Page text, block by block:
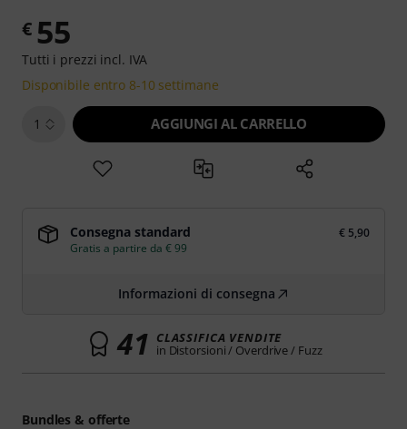
€ 55
Tutti i prezzi incl. IVA
Disponibile entro 8-10 settimane
1 AGGIUNGI AL CARRELLO
Consegna standard
€ 5,90
Gratis a partire da € 99
Informazioni di consegna
41 CLASSIFICA VENDITE
in Distorsioni / Overdrive / Fuzz
Bundles & offerte